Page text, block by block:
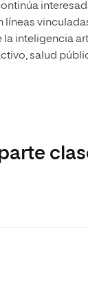
inteligencia
salud